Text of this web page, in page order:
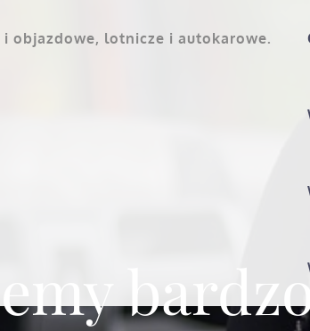
objazdowe, lotnicze i autokarowe.